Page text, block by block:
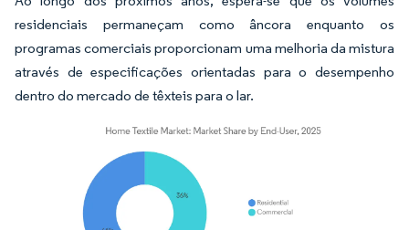
residenciais permaneçam como âncora enquanto os
programas comerciais proporcionam uma melhoria da mistura
através de especificações orientadas para o desempenho
dentro do mercado de têxteis para o lar.